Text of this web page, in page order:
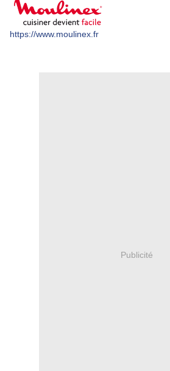
https://www.moulinex.fr
Publicité